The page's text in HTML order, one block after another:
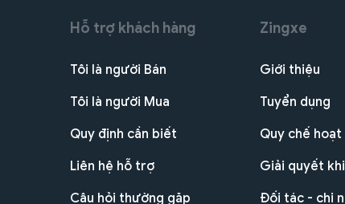
Hỗ trợ khách hàng
Tôi là người Bán
Tôi là người Mua
Quy định cần biết
Liên hệ hỗ trợ
Câu hỏi thường gặp
Zingxe
Giới thiệu
Tuyển dụng
Quy chế
Giải quyết
Đối tác - chi